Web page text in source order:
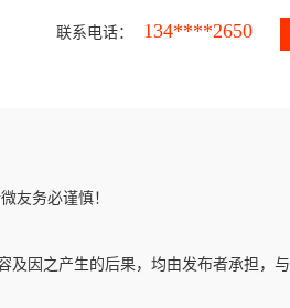
联系电话： 134****2650
友务必谨慎！
及因之产生的后果，均由发布者承担，与